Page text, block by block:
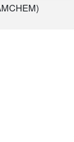
阶段”
振，资金开始持